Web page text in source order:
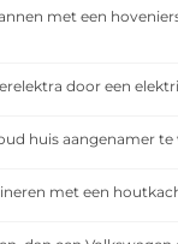
met een
door een
huis aangenamer
met een